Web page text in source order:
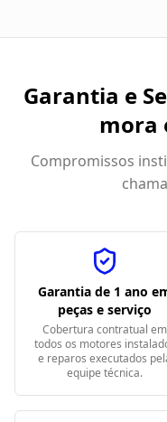
Garantia e
mora
Compromissos
Garantia de 1 ano
peças e serviço
Cobertura contratual em
todos os motores
e reparos executados
equipe técnica.